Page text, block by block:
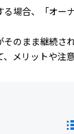
場合、「オー
のまま継続さ
メリットや注